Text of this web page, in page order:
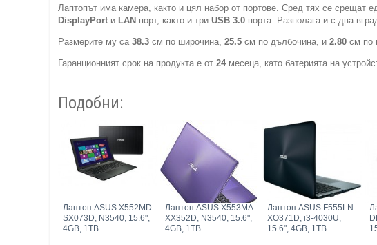
Лаптопът има камера, както и цял набор от портове. Сред тях се срещат
DisplayPort и LAN порт, както и три USB 3.0 порта. Разполага и с два
Размерите му са 38.3 см по широчина, 25.5 см по дълбочина, и 2.80 см по
Гаранционният срок на продукта е от 24 месеца, като батерията на
Подобни:
Лаптоп ASUS X552MD-
SX073D, N3540, 15.6",
4GB, 1TB
Лаптоп ASUS X553MA-
XX352D, N3540, 15.6",
4GB, 1TB
Лаптоп ASUS F555LN-
XO371D, i3-4030U,
15.6", 4GB, 1TB